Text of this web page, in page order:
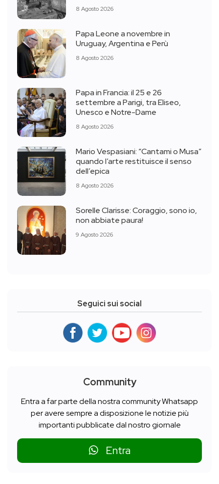
8 Agosto 2026
Papa Leone a novembre in
Uruguay, Argentina e Perù
8 Agosto 2026
Papa in Francia: il 25 e 26
settembre a Parigi, tra Eliseo,
Unesco e Notre-Dame
8 Agosto 2026
Mario Vespasiani: “Cantami o Musa”
quando l’arte restituisce il senso
dell’epica
8 Agosto 2026
Sorelle Clarisse: Coraggio, sono io,
non abbiate paura!
9 Agosto 2026
Seguici sui social
Community
Entra a far parte della nostra community Whatsapp
per avere sempre a disposizione le notizie più
importanti pubblicate dal nostro giornale
Entra